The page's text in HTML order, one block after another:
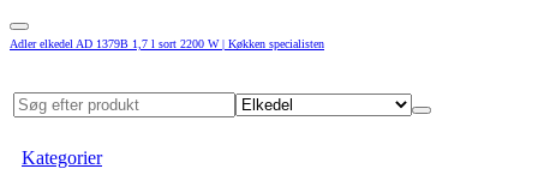
Adler elkedel AD 1379B 1,7 l sort 2200 W | Køkken specialisten
Kategorier